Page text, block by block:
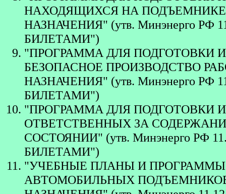
НАХОДЯЩИХСЯ НА
НАЗНАЧЕНИЯ" (утв. Минэнерго РФ
БИЛЕТАМИ")
"ПРОГРАММА ДЛЯ ПОДГОТОВКИ
БЕЗОПАСНОЕ ПРОИЗВОДСТВО
НАЗНАЧЕНИЯ" (утв. Минэнерго РФ
БИЛЕТАМИ")
"ПРОГРАММА ДЛЯ ПОДГОТОВКИ
ОТВЕТСТВЕННЫХ ЗА
СОСТОЯНИИ" (утв. Минэнерго РФ
БИЛЕТАМИ")
"УЧЕБНЫЕ ПЛАНЫ И
АВТОМОБИЛЬНЫХ